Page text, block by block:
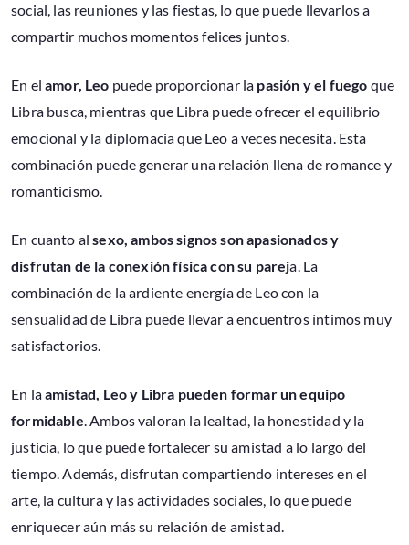
social, las reuniones y las fiestas, lo que puede llevarlos a
compartir muchos momentos felices juntos.
En elamor, Leo puede proporcionar la pasión y el fuego que
Libra busca, mientras que Libra puede ofrecer el equilibrio
emocional y la diplomacia que Leo a veces necesita. Esta
combinación puede generar una relación llena de romance y
romanticismo.
En cuanto al sexo, ambos signos son apasionados y
disfrutan de la conexión física con su pareja. La
combinación de la ardiente energía de Leo con la
sensualidad de Libra puede llevar a encuentros íntimos muy
satisfactorios.
En laamistad, Leo y Libra pueden formar un equipo
formidable. Ambos valoran la lealtad, la honestidad y la
justicia, lo que puede fortalecer su amistad a lo largo del
tiempo. Además, disfrutan compartiendo intereses en el
arte, la cultura y las actividades sociales, lo que puede
enriquecer aún más su relación de amistad.